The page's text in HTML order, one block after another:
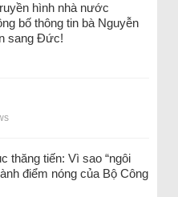
hình nhà nước
bố thông tin bà Nguyễn
sang Đức!
thăng tiến: Vì sao “ngôi
điểm nóng của Bộ Công